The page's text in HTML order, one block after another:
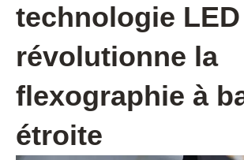
technologie LED
révolutionne la
flexographie à
étroite